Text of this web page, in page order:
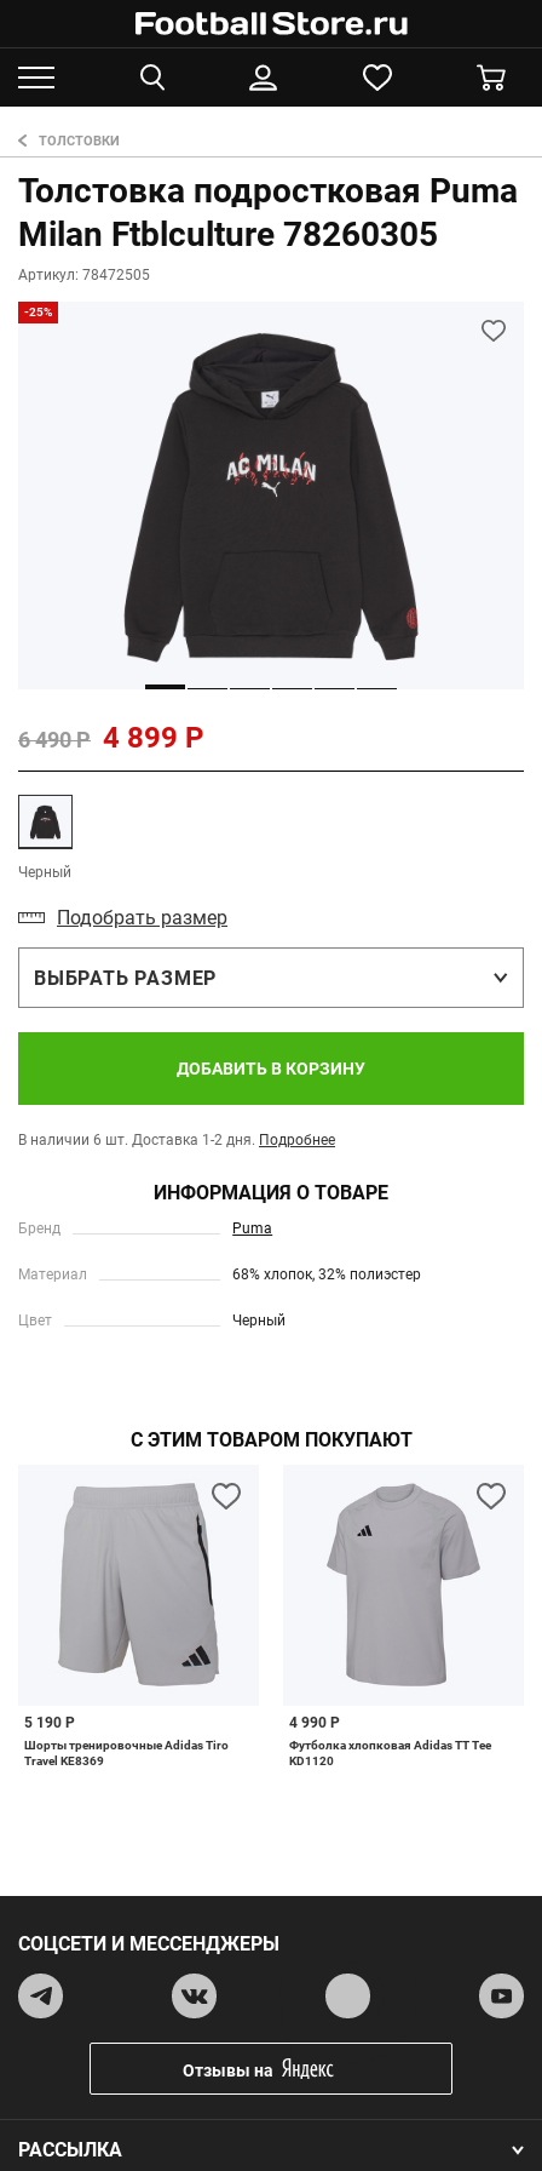
ТОЛСТОВКИ
Толстовка подростковая Puma
Milan Ftblculture 78260305
Артикул: 78472505
-25%
6 490 Р 4 899 Р
Черный
Подобрать размер
ВЫБРАТЬ РАЗМЕР
ДОБАВИТЬ В КОРЗИНУ
В наличии 6 шт. Доставка 1-2 дня. Подробнее
ИНФОРМАЦИЯ О ТОВАРЕ
Бренд Puma
Материал 68% хлопок, 32% полиэстер
Цвет Черный
С ЭТИМ ТОВАРОМ ПОКУПАЮТ
5 190 Р
Шорты тренировочные Adidas Tiro
Travel KE8369
4 990 Р
Футболка хлопковая Adidas TT Tee
KD1120
РАССЫЛКА
СОЦСЕТИ И МЕССЕНДЖЕРЫ
Отзывы на